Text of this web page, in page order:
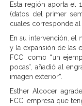
Esta región aporta el
(datos del primer
cuales corresponde al
En su intervención, el
y la expansión de las
FCC, como “un
pocas”, añadió al
imagen exterior”.
Esther Alcocer
FCC, empresa que